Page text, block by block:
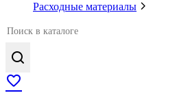
Расходные материалы